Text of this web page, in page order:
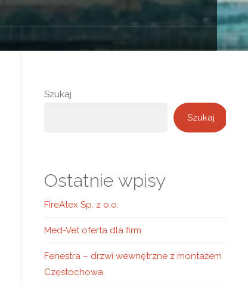
Szukaj
Szukaj
Ostatnie wpisy
FireAtex Sp. z o.o.
Med-Vet oferta dla firm
Fenestra – drzwi wewnętrzne z montażem
Częstochowa